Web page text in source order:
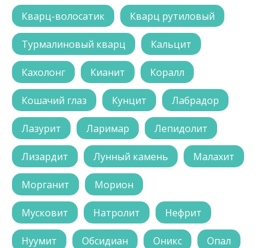
Кварц-волосатик Кварц рутиловый
Турмалиновый кварц Кальцит
Кахолонг Кианит Коралл
Кошачий глаз Кунцит Лабрадор
Лазурит Ларимар Лепидолит
Лизардит Лунный камень Малахит
Морганит Морион
Мусковит Натролит Нефрит
Нуумит Обсидиан Оникс Опал